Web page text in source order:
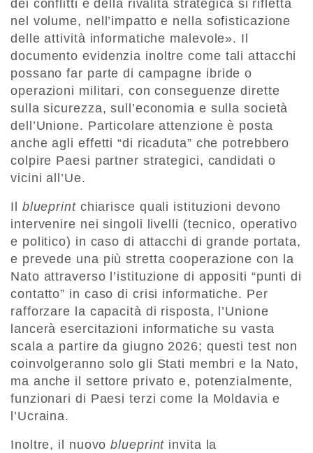
dei conflitti e della rivalità strategica si rifletta
nel volume, nell’impatto e nella sofisticazione
delle attività informatiche malevole». Il
documento evidenzia inoltre come tali attacchi
possano far parte di campagne ibride o
operazioni militari, con conseguenze dirette
sulla sicurezza, sull’economia e sulla società
dell’Unione. Particolare attenzione è posta
anche agli effetti “di ricaduta” che potrebbero
colpire Paesi partner strategici, candidati o
vicini all’Ue.
Il blueprintchiarisce quali istituzioni devono
intervenire nei singoli livelli (tecnico, operativo
e politico) in caso di attacchi di grande portata,
e prevede una più stretta cooperazione con la
Nato attraverso l’istituzione di appositi “punti di
contatto” in caso di crisi informatiche. Per
rafforzare la capacità di risposta, l’Unione
lancerà esercitazioni informatiche su vasta
scala a partire da giugno 2026; questi test non
coinvolgeranno solo gli Stati membri e la Nato,
ma anche il settore privato e, potenzialmente,
funzionari di Paesi terzi come la Moldavia e
l’Ucraina.
Inoltre, il nuovoblueprint invita la